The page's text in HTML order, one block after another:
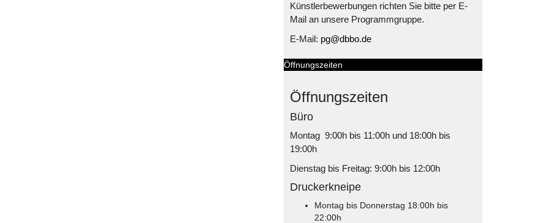
Künstlerbewerbungen richten Sie bitte per E-
Mail an unsere Programmgruppe.
E-Mail: pg@dbbo.de
Öffnungszeiten
Öffnungszeiten
Büro
Montag 9:00h bis 11:00h und 18:00h bis
19:00h
Dienstag bis Freitag: 9:00h bis 12:00h
Druckerkneipe
Montag bis Donnerstag 18:00h bis
22:00h